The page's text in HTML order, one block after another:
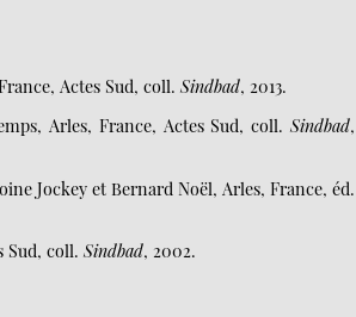
Actes Sud, coll.Sindbad, 2013.
Arles, France, Actes Sud, coll.Sindbad,
Jockey et Bernard Noël, Arles, France, éd.
Sud, coll.Sindbad, 2002.